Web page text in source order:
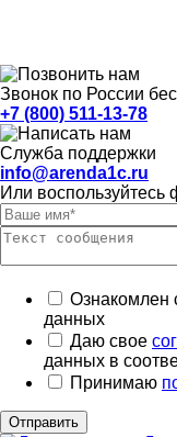
Звонок по России
+7 (800) 511-13-78
Служба поддержки
info@arenda1c.ru
Или воспользуйтесь
Ознакомлен
данных
Даю свое
данных в
Принимаю
Отправить